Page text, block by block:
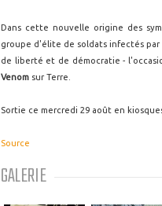
Dans cette nouvelle origine des
groupe d'élite de soldats infectés
de liberté et de démocratie -
Venom sur Terre.
Sortie ce mercredi 29 août en
Source
GALERIE